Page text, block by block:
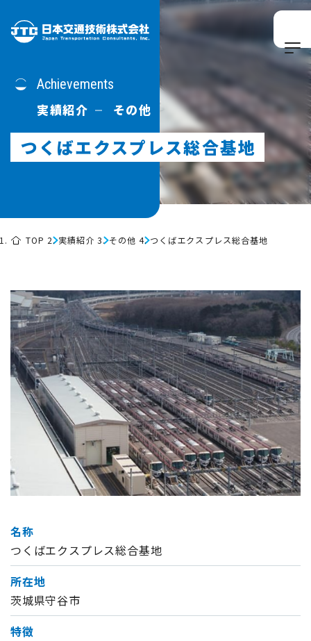
Achievements
実績紹介 その他
つくばエクスプレス総合基地
TOP 実績紹介 その他 つくばエクスプレス総合基地
名称
つくばエクスプレス総合基地
所在地
茨城県守谷市
特徴